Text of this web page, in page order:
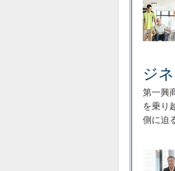
ジ
第一興
を乗り
側に迫